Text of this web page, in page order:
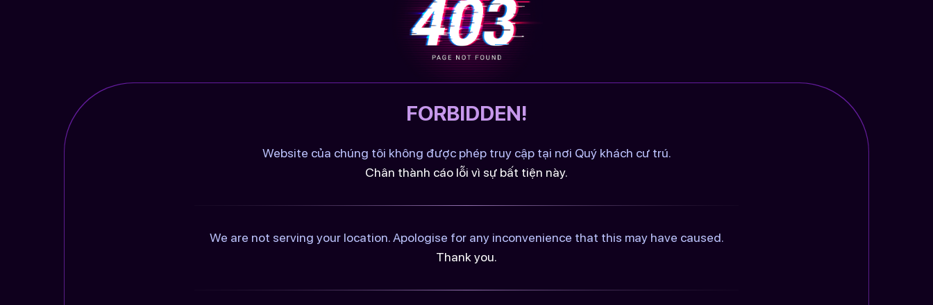
FORBIDDEN!
Website của chúng tôi không được phép truy cập tại nơi Quý khách cư trú.
Chân thành cáo lỗi vì sự bất tiện này.
We are not serving your location. Apologise for any inconvenience that this may have caused.
Thank you.